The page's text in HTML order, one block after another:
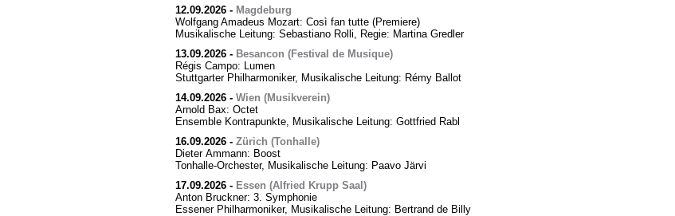
12.09.2026- Magdeburg
Wolfgang Amadeus Mozart: Così fan tutte (Premiere)
Musikalische Leitung: Sebastiano Rolli, Regie: Martina Gredler
13.09.2026- Besancon (Festival de Musique)
Régis Campo: Lumen
Stuttgarter Philharmoniker, Musikalische Leitung: Rémy Ballot
14.09.2026- Wien (Musikverein)
Arnold Bax: Octet
Ensemble Kontrapunkte, Musikalische Leitung: Gottfried Rabl
16.09.2026- Zürich (Tonhalle)
Dieter Ammann: Boost
Tonhalle-Orchester, Musikalische Leitung: Paavo Järvi
17.09.2026- Essen (Alfried Krupp Saal)
Anton Bruckner: 3. Symphonie
Essener Philharmoniker, Musikalische Leitung: Bertrand de Billy